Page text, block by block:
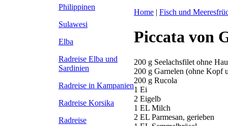
Philippinen
Sulawesi
Elba
Radreise Elba und
Sardinien
Radreise in Kampanien
Radreise Korsika
Radreise
Home | Fisch und
Piccata von
200 g Seelachsfilet ohne
200 g Garnelen (ohne Kopf
200 g Rucola
1 Ei
2 Eigelb
1 EL Milch
2 EL Parmesan, gerieben